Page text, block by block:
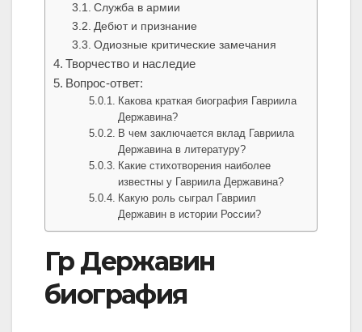
Служба в армии
Дебют и признание
Одиозные критические замечания
Творчество и наследие
Вопрос-ответ:
Какова краткая биография Гавриила
Державина?
В чем заключается вклад Гавриила
Державина в литературу?
Какие стихотворения наиболее
известны у Гавриила Державина?
Какую роль сыграл Гавриил
Державин в истории России?
Гр Державин
биография